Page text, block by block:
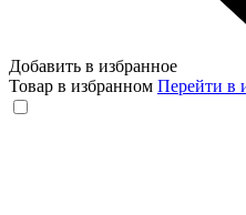
Добавить в избранное
Товар в избранном Перейти в